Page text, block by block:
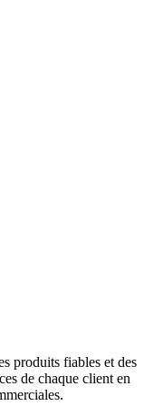
produits fiables et des
de chaque client en